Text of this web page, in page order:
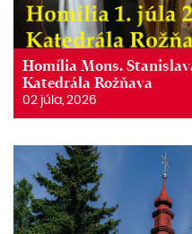
Homília Mons.
Katedrála Rožňava
02 júla, 2026